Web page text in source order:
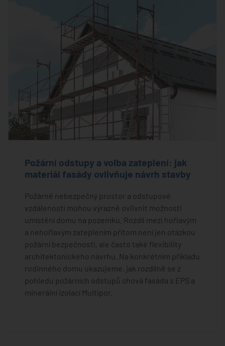
Požární odstupy a volba zateplení: jak
materiál fasády ovlivňuje návrh stavby
Požárně nebezpečný prostor a odstupové
vzdálenosti mohou výrazně ovlivnit možnosti
umístění domu na pozemku. Rozdíl mezi hořlavým
a nehořlavým zateplením přitom není jen otázkou
požární bezpečnosti, ale často také flexibility
architektonického návrhu. Na konkrétním příkladu
rodinného domu ukazujeme, jak rozdílně se z
pohledu požárních odstupů chová fasáda s EPS a
minerální izolací Multipor.